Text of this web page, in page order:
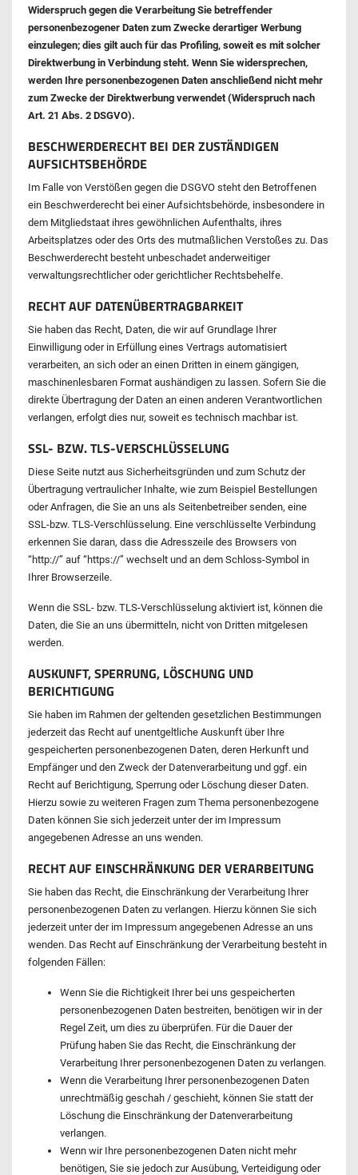
Widerspruch gegen die Verarbeitung Sie betreffender
personenbezogener Daten zum Zwecke derartiger Werbung
einzulegen; dies gilt auch für das Profiling, soweit es mit solcher
Direktwerbung in Verbindung steht. Wenn Sie widersprechen,
werden Ihre personenbezogenen Daten anschließend nicht mehr
zum Zwecke der Direktwerbung verwendet (Widerspruch nach
Art. 21 Abs. 2 DSGVO).
BESCHWERDERECHT BEI DER ZUSTÄNDIGEN
AUFSICHTSBEHÖRDE
Im Falle von Verstößen gegen die DSGVO steht den Betroffenen
ein Beschwerderecht bei einer Aufsichtsbehörde, insbesondere in
dem Mitgliedstaat ihres gewöhnlichen Aufenthalts, ihres
Arbeitsplatzes oder des Orts des mutmaßlichen Verstoßes zu. Das
Beschwerderecht besteht unbeschadet anderweitiger
verwaltungsrechtlicher oder gerichtlicher Rechtsbehelfe.
RECHT AUF DATENÜBERTRAGBARKEIT
Sie haben das Recht, Daten, die wir auf Grundlage Ihrer
Einwilligung oder in Erfüllung eines Vertrags automatisiert
verarbeiten, an sich oder an einen Dritten in einem gängigen,
maschinenlesbaren Format aushändigen zu lassen. Sofern Sie die
direkte Übertragung der Daten an einen anderen Verantwortlichen
verlangen, erfolgt dies nur, soweit es technisch machbar ist.
SSL- BZW. TLS-VERSCHLÜSSELUNG
Diese Seite nutzt aus Sicherheitsgründen und zum Schutz der
Übertragung vertraulicher Inhalte, wie zum Beispiel Bestellungen
oder Anfragen, die Sie an uns als Seitenbetreiber senden, eine
SSL-bzw. TLS-Verschlüsselung. Eine verschlüsselte Verbindung
erkennen Sie daran, dass die Adresszeile des Browsers von
“http://” auf “https://” wechselt und an dem Schloss-Symbol in
Ihrer Browserzeile.
Wenn die SSL- bzw. TLS-Verschlüsselung aktiviert ist, können die
Daten, die Sie an uns übermitteln, nicht von Dritten mitgelesen
werden.
AUSKUNFT, SPERRUNG, LÖSCHUNG UND
BERICHTIGUNG
Sie haben im Rahmen der geltenden gesetzlichen Bestimmungen
jederzeit das Recht auf unentgeltliche Auskunft über Ihre
gespeicherten personenbezogenen Daten, deren Herkunft und
Empfänger und den Zweck der Datenverarbeitung und ggf. ein
Recht auf Berichtigung, Sperrung oder Löschung dieser Daten.
Hierzu sowie zu weiteren Fragen zum Thema personenbezogene
Daten können Sie sich jederzeit unter der im Impressum
angegebenen Adresse an uns wenden.
RECHT AUF EINSCHRÄNKUNG DER VERARBEITUNG
Sie haben das Recht, die Einschränkung der Verarbeitung Ihrer
personenbezogenen Daten zu verlangen. Hierzu können Sie sich
jederzeit unter der im Impressum angegebenen Adresse an uns
wenden. Das Recht auf Einschränkung der Verarbeitung besteht in
folgenden Fällen:
Wenn Sie die Richtigkeit Ihrer bei uns gespeicherten
personenbezogenen Daten bestreiten, benötigen wir in der
Regel Zeit, um dies zu überprüfen. Für die Dauer der
Prüfung haben Sie das Recht, die Einschränkung der
Verarbeitung Ihrer personenbezogenen Daten zu verlangen.
Wenn die Verarbeitung Ihrer personenbezogenen Daten
unrechtmäßig geschah / geschieht, können Sie statt der
Löschung die Einschränkung der Datenverarbeitung
verlangen.
Wenn wir Ihre personenbezogenen Daten nicht mehr
benötigen, Sie sie jedoch zur Ausübung, Verteidigung oder